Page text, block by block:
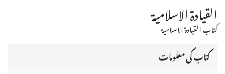
القيادة الاسلامية
كتاب القيادة الاسلامية
کتاب کی معلومات